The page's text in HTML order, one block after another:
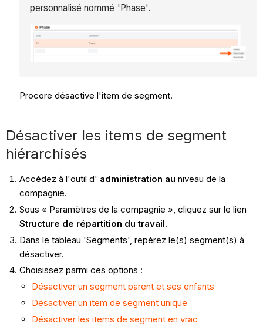
personnalisé nommé 'Phase'.
Procore désactive l'item de segment.
Désactiver les items de segment
hiérarchisés
Accédez à l'outil d' administration au niveau de la
compagnie.
Sous « Paramètres de la compagnie », cliquez sur le lien
Structure de répartition du travail.
Dans le tableau 'Segments', repérez le(s) segment(s) à
désactiver.
Choisissez parmi ces options :
Désactiver un segment parent et ses enfants
Désactiver un item de segment unique
Désactiver les items de segment en vrac